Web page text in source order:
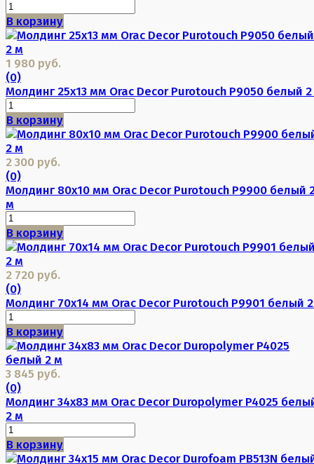
В корзину
1 980 руб.
(0)
Молдинг 25х13 мм Orac Decor Purotouch P9050 белый
В корзину
2 300 руб.
(0)
Молдинг 80х10 мм Orac Decor Purotouch P9900 белый
м
В корзину
2 720 руб.
(0)
Молдинг 70х14 мм Orac Decor Purotouch P9901 белый
В корзину
3 845 руб.
(0)
Молдинг 34х83 мм Orac Decor Duropolymer P4025
2 м
В корзину